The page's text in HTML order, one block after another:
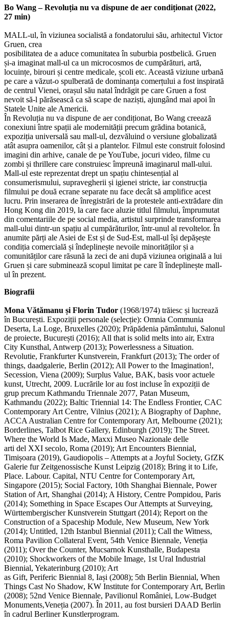
Bo Wang – Revoluția nu va dispune de aer condiționat (2022,
27 min)
MALL-ul, în viziunea socialistă a fondatorului său, arhitectul Victor
Gruen, crea
posibilitatea de a aduce comunitatea în suburbia postbelică. Gruen
și-a imaginat mall-ul ca un microcosmos de cumpărături, artă,
locuințe, birouri și centre medicale, școli etc. Această viziune urbană
pe care a văzut-o spulberată de dominanța comerțului a fost inspirată
de centrul Vienei, orașul său natal îndrăgit pe care Gruen a fost
nevoit să-l părăsească ca să scape de naziști, ajungând mai apoi în
Statele Unite ale Americii.
În Revoluția nu va dispune de aer condiționat, Bo Wang creează
conexiuni între spații ale modernității precum grădina botanică,
expoziția universală sau mall-ul, dezvăluind o versiune globalizată
atât asupra oamenilor, cât și a plantelor. Filmul este construit folosind
imagini din arhive, canale de pe YouTube, jocuri video, filme cu
zombi și thrillere care construiesc împreună imaginarul mall-ului.
Mall-ul este reprezentat drept un spațiu chintesențial al
consumerismului, supravegherii și igienei stricte, iar construcția
filmului pe două ecrane separate nu face decât să amplifice acest
lucru. Prin inserarea de înregistrări de la protestele anti-extrădare din
Hong Kong din 2019, la care face aluzie titlul filmului, împrumutat
din comentariile de pe social media, artistul surprinde transformarea
mall-ului dintr-un spațiu al cumpărăturilor, într-unul al revoltelor. În
anumite părți ale Asiei de Est și de Sud-Est, mall-ul își depășește
condiția comercială și îndeplinește nevoile minorităților și a
comunităților care răsună la zeci de ani după viziunea originală a lui
Gruen și care subminează scopul limitat pe care îl îndeplinește mall-
ul în prezent.
Biografii
Mona Vătămanu și Florin Tudor (1968/1974) trăiesc și lucrează
în București. Expoziții personale (selecție): Omnia Communia
Deserta, La Loge, Bruxelles (2020); Prăpădenia pământului, Salonul
de proiecte, București (2016); All that is solid melts into air, Extra
City Kunsthal, Antwerp (2013); Powerlessness a Situation.
Revolutie, Frankfurter Kunstverein, Frankfurt (2013); The order of
things, daadgalerie, Berlin (2012); All Power to the Imagination!,
Secession, Viena (2009); Surplus Value, BAK, basis voor actuele
kunst, Utrecht, 2009. Lucrările lor au fost incluse în expoziții de
grup precum Kathmandu Triennale 2077, Patan Museum,
Kathmandu (2022); Baltic Triennial 14: The Endless Frontier, CAC
Contemporary Art Centre, Vilnius (2021); A Biography of Daphne,
ACCA Australian Centre for Contemporary Art, Melbourne (2021);
Borderlines, Talbot Rice Gallery, Edinburgh (2019); The Street.
Where the World Is Made, Maxxi Museo Nazionale delle
arti del XXI secolo, Roma (2019); Art Encounters Biennial,
Timișoara (2019), Gaudiopolis – Attempts at a Joyful Society, GfZK
Galerie fur Zeitgenossische Kunst Leipzig (2018); Bring it to Life,
Place. Labour. Capital, NTU Centre for Contemporary Art,
Singapore (2015); Social Factory, 10th Shanghai Biennale, Power
Station of Art, Shanghai (2014); A History, Centre Pompidou, Paris
(2014); Something in Space Escapes Our Attempts at Surveying,
Württembergischer Kunstverein Stuttgart (2014); Report on the
Construction of a Spaceship Module, New Museum, New York
(2014); Untitled, 12th Istanbul Biennial (2011); Call the Witness,
Roma Pavilion Collateral Event, 54th Venice Biennale, Veneția
(2011); Over the Counter, Mucsarnok Kunsthalle, Budapesta
(2010); Shockworkers of the Mobile Image, 1st Ural Industrial
Biennial, Yekaterinburg (2010); Art
as Gift, Periferic Biennial 8, Iași (2008); 5th Berlin Biennial, When
Things Cast No Shadow, KW Institute for Contemporary Art, Berlin
(2008); 52nd Venice Biennale, Pavilionul României, Low-Budget
Monuments,Veneția (2007). În 2011, au fost bursieri DAAD Berlin
în cadrul Berliner Kunstlerprogram.